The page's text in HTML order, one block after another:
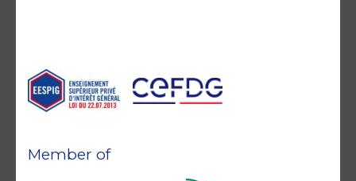
Member of